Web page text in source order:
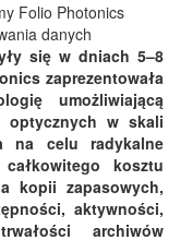
Folio Photonics
danych
się w dniach 5–8
zaprezentowała
umożliwiającą
optycznych w skali
na celu radykalne
kosztu
kopii zapasowych,
aktywności,
archiwów